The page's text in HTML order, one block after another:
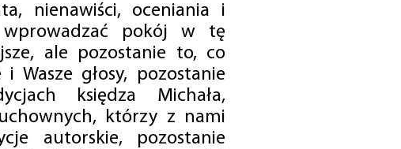
nienawiści, oceniania i
wprowadzać pokój w tę
ale pozostanie to, co
Wasze głosy, pozostanie
księdza Michała,
którzy z nami
autorskie, pozostanie